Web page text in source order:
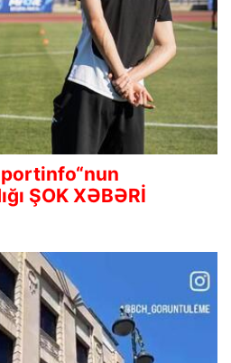
ŞOK XƏBƏRİ